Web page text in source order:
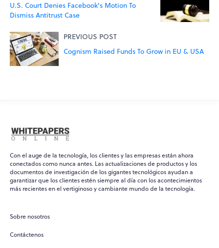
U.S. Court Denies Facebook's Motion To
Dismiss Antitrust Case
PREVIOUS POST
Cognism Raised Funds To Grow in EU & USA
Con el auge de la tecnología, los clientes y las empresas están ahora
conectados como nunca antes. Las actualizaciones de productos y los
documentos de investigación de los gigantes tecnológicos ayudan a
garantizar que los clientes estén siempre al día con los acontecimientos
más recientes en el vertiginoso y cambiante mundo de la tecnología.
Sobre nosotros
Contáctenos